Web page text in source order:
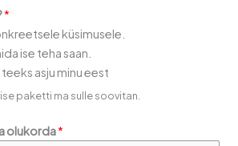
*
küsimusele.
ise teha saan.
asju minu eest
paketti ma sulle soovitan.
olukorda*